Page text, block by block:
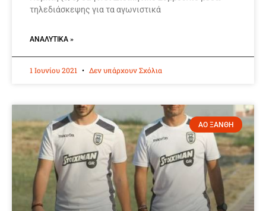
τηλεδιάσκεψης για τα αγωνιστικά
ΑΝΑΛΥΤΙΚΆ »
1 Ιουνίου 2021 Δεν υπάρχουν Σχόλια
ΑΟ ΞΑΝΘΗ